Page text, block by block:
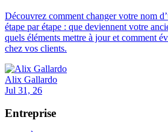
Découvrez comment changer votre nom
étape par étape : que deviennent votre
quels éléments mettre à jour et comment
chez vos clients.
Alix Gallardo
Jul 31, 26
Entreprise